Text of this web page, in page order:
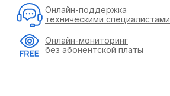
Онлайн-поддержка
техническими специалистами
Онлайн-мониторинг
без абонентской платы